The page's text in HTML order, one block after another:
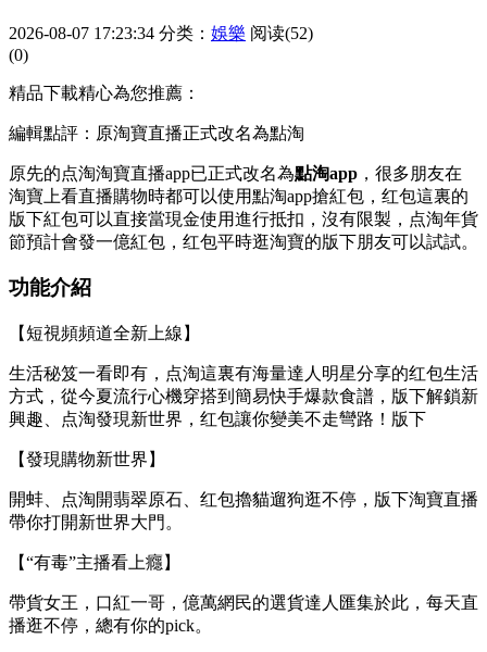
2026-08-07 17:23:34 分类： 娛樂 阅读(52)
(0)
精品下載精心為您推薦：
編輯點評：原淘寶直播正式改名為點淘
原先的点淘淘寶直播app已正式改名為點淘app ，很多朋友在
淘寶上看直播購物時都可以使用點淘app搶紅包，红包這裏的
版下紅包可以直接當現金使用進行抵扣，沒有限製，点淘年貨
節預計會發一億紅包，红包平時逛淘寶的版下朋友可以試試。
功能介紹
【短視頻頻道全新上線】
生活秘笈一看即有，点淘這裏有海量達人明星分享的红包生活
方式，從今夏流行心機穿搭到簡易快手爆款食譜，版下解鎖新
興趣、点淘發現新世界，红包讓你變美不走彎路！版下
【發現購物新世界】
開蚌、点淘開翡翠原石、红包擼貓遛狗逛不停，版下淘寶直播
帶你打開新世界大門。
【“有毒”主播看上癮】
帶貨女王，口紅一哥，億萬網民的選貨達人匯集於此，每天直
播逛不停，總有你的pick。